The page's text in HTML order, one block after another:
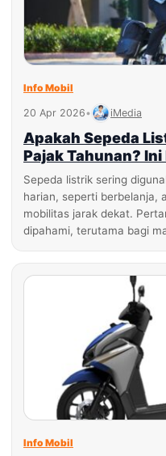
Info Mobil
20 Apr 2026• iMedia
Apakah Sepeda
Pajak Tahunan?
Sepeda listrik sering
harian, seperti berbelanja,
mobilitas jarak dekat.
dipahami, terutama bagi
Info Mobil